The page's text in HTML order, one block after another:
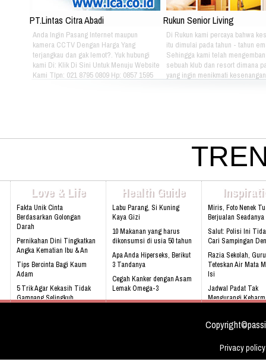
PT.Lintas Citra Abadi
Anda Ingin Pasang Internet maupun
kamera CCTV Dengan Harga Yang
terjangkau dan gak lemot?. Yuk hubungi
kami Di: Klik Di Sini Untuk Menuju Website
Kami Tlpn: 021 8795 0809 Hp: 0857 1595
Rukun Senior Living
Di Rukun kami percaya bahwa
itu dimulai pada tahun - tahun
Sehingga kami telah
sebuah klub dan resort dimana
yang ingin menikmati
Darmawan Park Gate 1, Jl. Raya
Madang No. 99 Sentul, 16810.
Web:www.rukunseniorliving.com
Love & Life
Fakta Unik Cinta
Berdasarkan Golongan
Darah
Pernikahan Dini Tingkatkan
Angka Kematian Ibu & An
Tips Bercinta Bagi Kaum
Adam
5 Trik Agar Kekasih Tidak
Gampang Selingkuh
Health Guide
Labu Parang, Si Kuning
Kaya Gizi
10 Makanan yang harus
dikonsumsi di usia 50 tahun
Apa Anda Hiperseks, Berikut
3 Tandanya
Cegah Kanker dengan Asam
Lemak Omega-3
Bahaya Mendengkur
Miris, Foto Nenek
Berjualan
Salut: Polisi Ini
Cari Sampingan
Razia Sekolah, Guru
Teteskan Air Mata
Isi
Jadwal Padat Tak
Mengurangi
Video: Masya Allah,
Meskipun Cacat
Privacy policy